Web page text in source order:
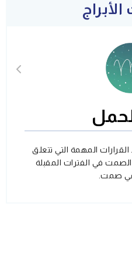
المهمة التي تتعلق
في الفترات المقبلة
في صمت.